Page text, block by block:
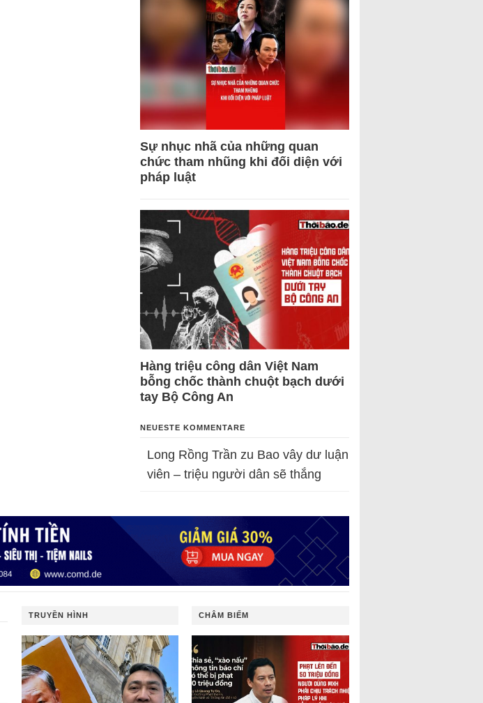
Sự nhục nhã của những quan
chức tham nhũng khi đối diện với
pháp luật
Hàng triệu công dân Việt Nam
bỗng chốc thành chuột bạch dưới
tay Bộ Công An
NEUESTE KOMMENTARE
Long Rồng Trần zu Bao vây dư luận
viên – triệu người dân sẽ thắng
TRUYỀN HÌNH CHÂM BIẾM